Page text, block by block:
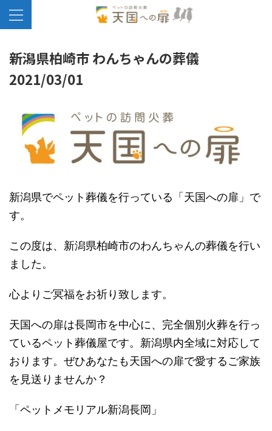
新潟県柏崎市 わんちゃんの葬儀
2021/03/01
新潟県でペット葬儀を行っている「天国への扉」で
す。
この度は、新潟県柏崎市のわんちゃんの葬儀を行い
ました。
心よりご冥福をお祈り致します。
天国への扉は長岡市を中心に、完全個別火葬を行っ
ているペット葬儀屋です。新潟県内全域に対応して
おります。ぜひあなたも天国への扉で愛するご家族
を見送りませんか？
「ペットメモリアル新潟長岡」